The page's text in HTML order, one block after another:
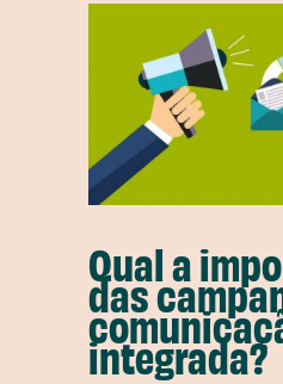
Qual a
das
integrada?